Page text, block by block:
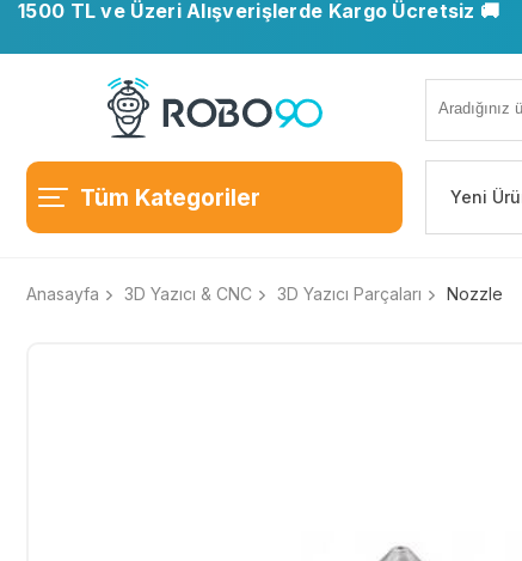
1500 TL ve Üzeri Alışverişlerde Kargo Ücretsiz 🚚
Tüm Kategoriler Yeni
Anasayfa 3D Yazıcı & CNC 3D Yazıcı Parçaları Nozzle